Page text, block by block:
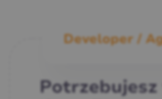
Developer /
Potrzebujesz